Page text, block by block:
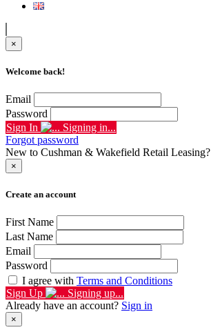
×
Welcome back!
Email
Password
Sign In
Signing in...
Forgot password
New to Cushman & Wakefield Retail Leasing?
×
Create an account
First Name
Last Name
Email
Password
I agree with Terms and Conditions
Sign Up
Signing up...
Already have an account? Sign in
×